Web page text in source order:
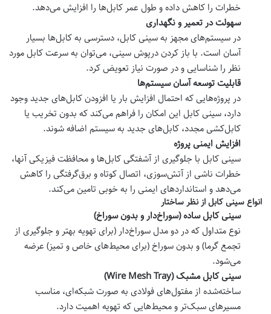
خطرات را کاهش داده و طول عمر کابل‌ها را افزایش می‌دهد.
سهولت در تعمیر و نگهداری
در سیستم‌های مجهز به سینی کابل، دسترسی به کابل‌ها بسیار
آسان است. با باز کردن درپوش سینی، می‌توان به سرعت کابل مورد
نظر را شناسایی و در صورت نیاز تعویض کرد.
قابلیت توسعه آسان سیستم‌ها
در پروژه‌هایی که احتمال افزایش بار یا افزودن کابل‌های جدید وجود
دارد، سینی کابل این امکان را فراهم می‌کند که بدون تخریب یا
کابل‌کشی مجدد، کابل‌های جدید به سیستم اضافه شوند.
افزایش ایمنی پروژه
سینی کابل با جلوگیری از آشفتگی کابل‌ها و محافظت فیزیکی آنها،
خطرات ناشی از آتش‌سوزی، اتصال کوتاه و برق‌گرفتگی را کاهش
می‌دهد و استانداردهای ایمنی را به خوبی تامین می‌کند.
انواع سینی کابل از نظر ساختار
سینی کابل ساده (سوراخ‌دار و بدون سوراخ)
نوع متداول که در دو مدل سوراخ‌دار (برای تهویه بهتر و جلوگیری از
تجمع گرما) و بدون سوراخ (برای محیط‌های خاص و تمیز) عرضه
می‌شود.
سینی کابل مشبک(Wire Mesh Tray)
ساخته‌شده از مفتول‌های فولادی به صورت شبکه‌ای، مناسب
مسیرهای سبک‌تر و محیط‌هایی که تهویه اهمیت دارد.